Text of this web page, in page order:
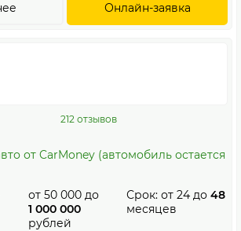
Онлайн-заявка
212 отзывов
от CarMoney (автомобиль остается
от 50 000 до
1 000 000
рублей
Срок: от 24до 48
месяцев